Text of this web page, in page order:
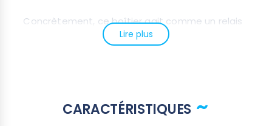
Concrètement, ce boîtier agit comme un relais
entre votre volet et votre téléphone : il
Bluetoothavec votre appareil
simplicité, sans avoir à vous déplacer.
Lire plus
CARACTÉRISTIQUES